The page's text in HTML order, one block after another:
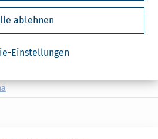
Einstellungen
ablehnen
(EZB) die Zinsen: Mit Wirkung vom 17.
um 0,25 Prozentpunkte. Der auch
steigt von 2,0 auf 2,25 Prozent an.